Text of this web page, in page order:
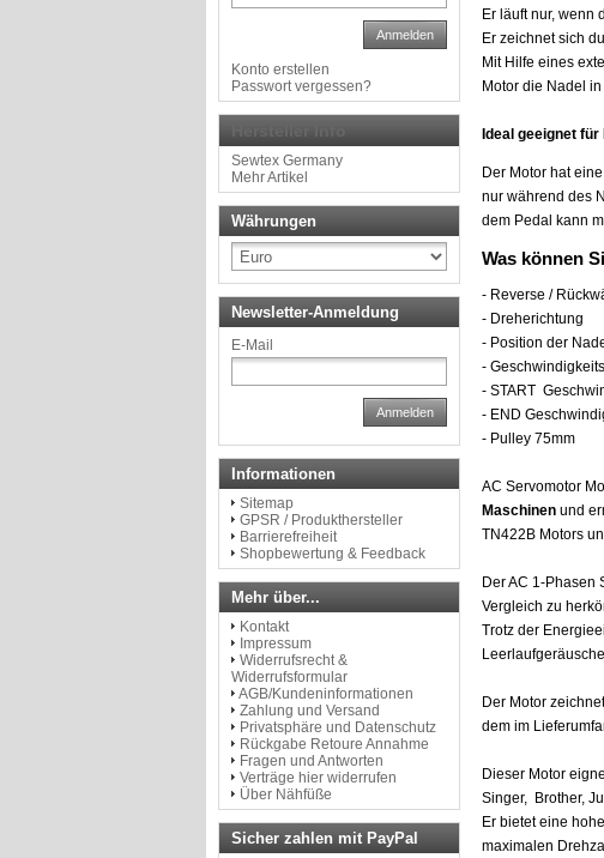
Er läuft nur, wenn
Er zeichnet sich
Mit Hilfe eines
Motor die Nadel
Ideal geeignet
Der Motor hat
nur während des
dem Pedal kann
Was können
- Reverse /
- Dreherichtung
- Position der
-
- START
- END
- Pulley 75mm
AC Servomotor
Maschinen und
TN422B Motors
Der AC 1-Phasen
Vergleich zu
Trotz der
Der Motor
dem im
Dieser Motor
Singer, Brother,
Er bietet eine
maximalen
Anmelden
Konto erstellen
Passwort vergessen?
Sewtex Germany
Mehr Artikel
Währungen
Newsletter-Anmeldung
E-Mail
Anmelden
Informationen
Sitemap
GPSR / Produkthersteller
Barrierefreiheit
Shopbewertung & Feedback
Mehr über...
Kontakt
Impressum
Widerrufsrecht &
Widerrufsformular
AGB/Kundeninformationen
Zahlung und Versand
Privatsphäre und Datenschutz
Rückgabe Retoure Annahme
Fragen und Antworten
Verträge hier widerrufen
Über Nähfüße
Sicher zahlen mit PayPal